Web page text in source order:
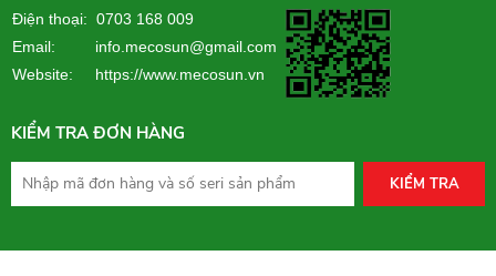
Điện thoại: 0703 168 009
Email: info.mecosun@gmail.com
Website: https://www.mecosun.vn
KIỂM TRA ĐƠN HÀNG
KIỂM TRA